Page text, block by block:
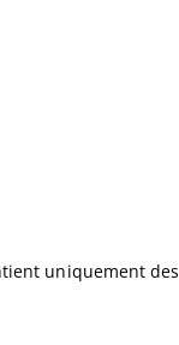
uniquement des